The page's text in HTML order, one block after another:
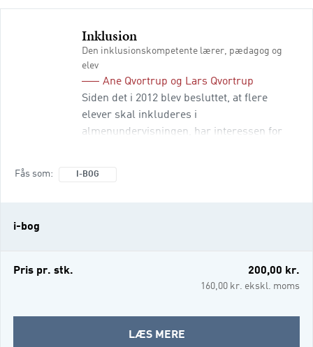
Inklusion
Den inklusionskompetente lærer, pædagog og
elev
Ane Qvortrup og Lars Qvortrup
Siden det i 2012 blev besluttet, at flere
elever skal inkluderes i
almenundervisningen, har interessen for
der skaber problemer. I denne bog hævder
Fås som I-BOG
i-bog
Pris pr. stk. 200,00 kr.
160,00 kr. ekskl. moms
LÆS MEREOM